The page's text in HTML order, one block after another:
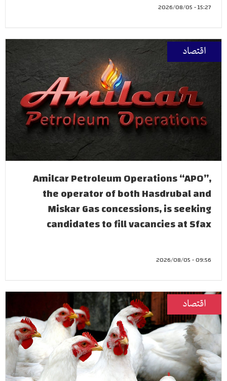
15:27 - 2026/08/05
اقتصاد
Amilcar Petroleum Operations “APO”,
the operator of both Hasdrubal and
Miskar Gas concessions, is seeking
candidates to fill vacancies at Sfax
09:56 - 2026/08/05
اقتصاد